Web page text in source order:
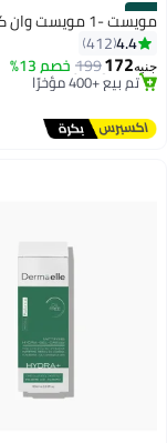
#21
مويست -1 مويست وان كريم ترطيب
4.4
412
جنيه172
199 خصم 13%
توصيل مجاني
بتخلّص بسرعة
تم بيع +400 مؤخرًا
توصيل مجاني